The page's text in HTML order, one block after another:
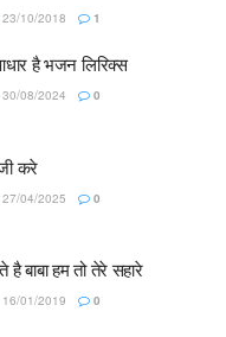
23/10/2018 1
है भजन लिरिक्स
30/08/2024 0
करे
27/04/2025 0
बाबा हम तो तेरे सहारे
16/01/2019 0